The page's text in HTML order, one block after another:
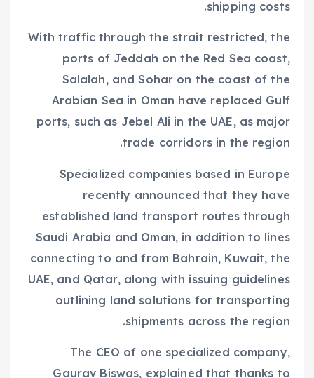
shipping costs.
With traffic through the strait restricted, the
ports of Jeddah on the Red Sea coast,
Salalah, and Sohar on the coast of the
Arabian Sea in Oman have replaced Gulf
ports, such as Jebel Ali in the UAE, as major
trade corridors in the region.
Specialized companies based in Europe
recently announced that they have
established land transport routes through
Saudi Arabia and Oman, in addition to lines
connecting to and from Bahrain, Kuwait, the
UAE, and Qatar, along with issuing guidelines
outlining land solutions for transporting
shipments across the region.
The CEO of one specialized company,
Gaurav Biswas, explained that thanks to